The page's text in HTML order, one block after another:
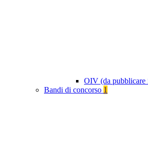
OIV (da pubblicare
Bandi di concorso 1